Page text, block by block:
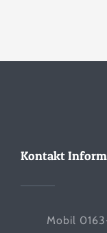
Kontakt
Mobil